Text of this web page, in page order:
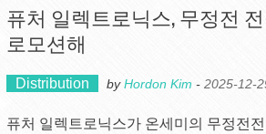
퓨처 일렉트로닉스, 무정전
로모션해
Distribution byHordon Kim - 2025-12-
퓨처 일렉트로닉스가 온세미의 무정전